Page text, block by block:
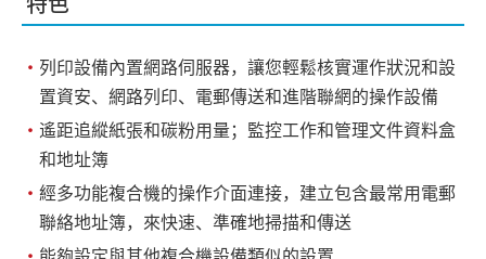
・ 列印設備內置網路伺服器，讓您輕鬆核實運作狀況和設
置資安、網路列印、電郵傳送和進階聯網的操作設備
・ 遙距追縱紙張和碳粉用量；監控工作和管理文件資料盒
和地址簿
・ 經多功能複合機的操作介面連接，建立包含最常用電郵
聯絡地址簿，來快速、準確地掃描和傳送